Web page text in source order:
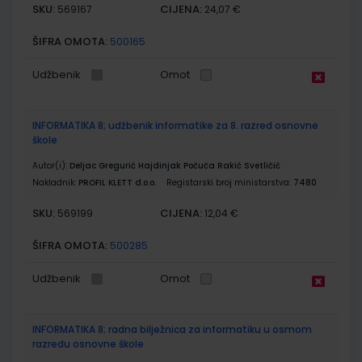
SKU: 569167 CIJENA: 24,07 €
ŠIFRA OMOTA: 500165
Udžbenik Omot
INFORMATIKA 8; udžbenik informatike za 8. razred osnovne
škole
Autor(i): Deljac Gregurić Hajdinjak Počuča Rakić Svetličić
Nakladnik: PROFIL KLETT d.o.o. Registarski broj ministarstva: 7480
SKU: 569199 CIJENA: 12,04 €
ŠIFRA OMOTA: 500285
Udžbenik Omot
INFORMATIKA 8; radna bilježnica za informatiku u osmom
razredu osnovne škole